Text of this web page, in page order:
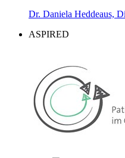
Dr. Daniela Heddeaus,
ASPIRED